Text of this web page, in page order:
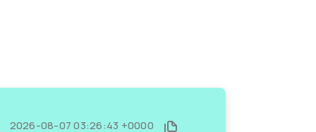
2026-08-07 03:26:43 +0000